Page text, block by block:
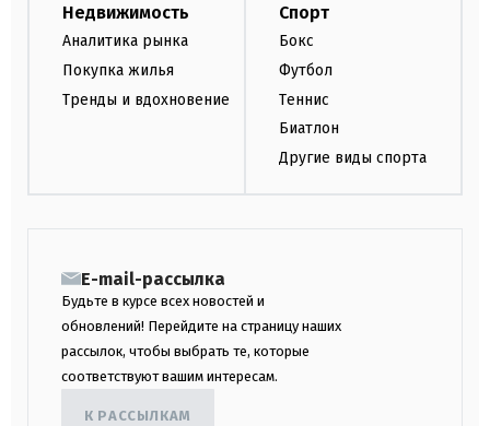
Недвижимость
Аналитика рынка
Покупка жилья
Тренды и вдохновение
Спорт
Бокс
Футбол
Теннис
Биатлон
Другие виды спорта
E-mail-рассылка
Будьте в курсе всех новостей и
обновлений! Перейдите на страницу наших
рассылок, чтобы выбрать те, которые
соответствуют вашим интересам.
К РАССЫЛКАМ